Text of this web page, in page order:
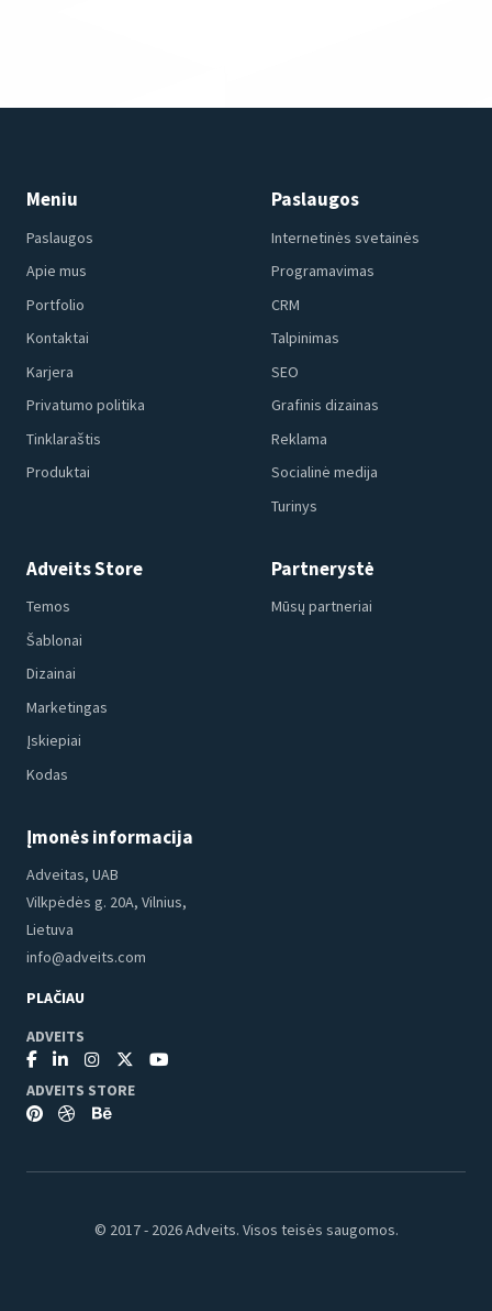
Meniu
Paslaugos
Apie mus
Portfolio
Kontaktai
Karjera
Privatumo politika
Tinklaraštis
Produktai
Paslaugos
Internetinės svetainės
Programavimas
CRM
Talpinimas
SEO
Grafinis dizainas
Reklama
Socialinė medija
Turinys
Adveits Store
Temos
Šablonai
Dizainai
Marketingas
Įskiepiai
Kodas
Partnerystė
Mūsų partneriai
Įmonės informacija
Adveitas, UAB
Vilkpėdės g. 20A, Vilnius,
Lietuva
info@adveits.com
PLAČIAU
ADVEITS
ADVEITS STORE
© 2017 - 2026 Adveits. Visos teisės saugomos.